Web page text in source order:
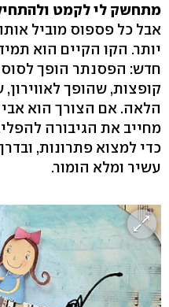
מתחשק לי לקמט
אבל כל פספוס מוביל
יותר. הקו הקיים הוא
חדש: הפסנתר הופך לסוס
קופצות, שהופך
הלאה. אם הצורך הוא
מחייב את הגיבורה
כדי למצוא פתרונות,
עשיר ומלא הומור.